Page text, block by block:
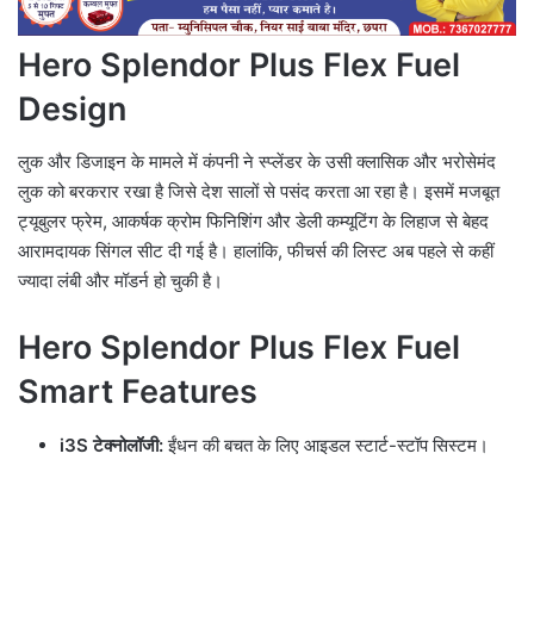
Hero Splendor Plus Flex Fuel
Design
लुक और डिजाइन के मामले में कंपनी ने स्प्लेंडर के उसी क्लासिक और भरोसेमंद
लुक को बरकरार रखा है जिसे देश सालों से पसंद करता आ रहा है। इसमें मजबूत
ट्यूबुलर फ्रेम, आकर्षक क्रोम फिनिशिंग और डेली कम्यूटिंग के लिहाज से बेहद
आरामदायक सिंगल सीट दी गई है। हालांकि, फीचर्स की लिस्ट अब पहले से कहीं
ज्यादा लंबी और मॉडर्न हो चुकी है।
Hero Splendor Plus Flex Fuel
Smart Features
i3S टेक्नोलॉजी:ईंधन की बचत के लिए आइडल स्टार्ट-स्टॉप सिस्टम।